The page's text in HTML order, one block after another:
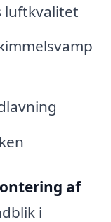
luftkvalitet
af
i